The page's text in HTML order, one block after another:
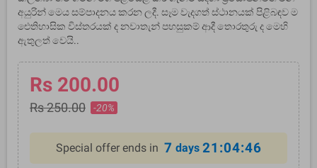
අයුරින් මෙය සම්පාදනය කරන ලදී. සෑම වැදගත් ස්ථානයක් පිළිබඳව ම
ඓතිහාසික විස්තරයක් ද නවාතැන් පහසුකම් ආදී තොරතුරු ද මෙහි
ඇතුලත් වෙයි..
Rs 200.00
Rs 250.00 -20%
Special offer ends in 7 days 21:04:45